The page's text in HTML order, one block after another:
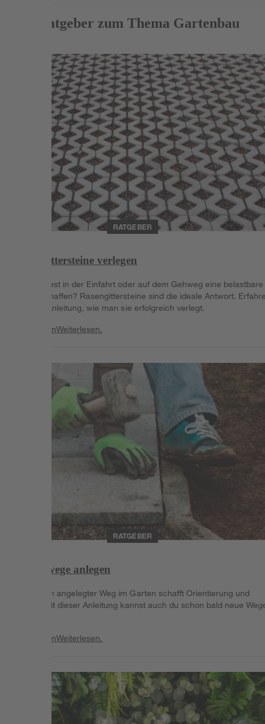
Mehr Ratgeber zum Thema Gartenbau
RATGEBER
Rasengittersteine verlegen
Du möchtest in der Einfahrt oder auf dem Gehweg eine belastbare
Fläche schaffen? Rasengittersteine sind die ideale Antwort.
in dieser Anleitung, wie man sie erfolgreich verlegt.
WeiterlesenWeiterlesen.
RATGEBER
Gartenwege anlegen
Ein hübsch angelegter Weg im Garten schafft Orientierung und
Freude. Mit dieser Anleitung kannst auch du schon bald neue
WeiterlesenWeiterlesen.